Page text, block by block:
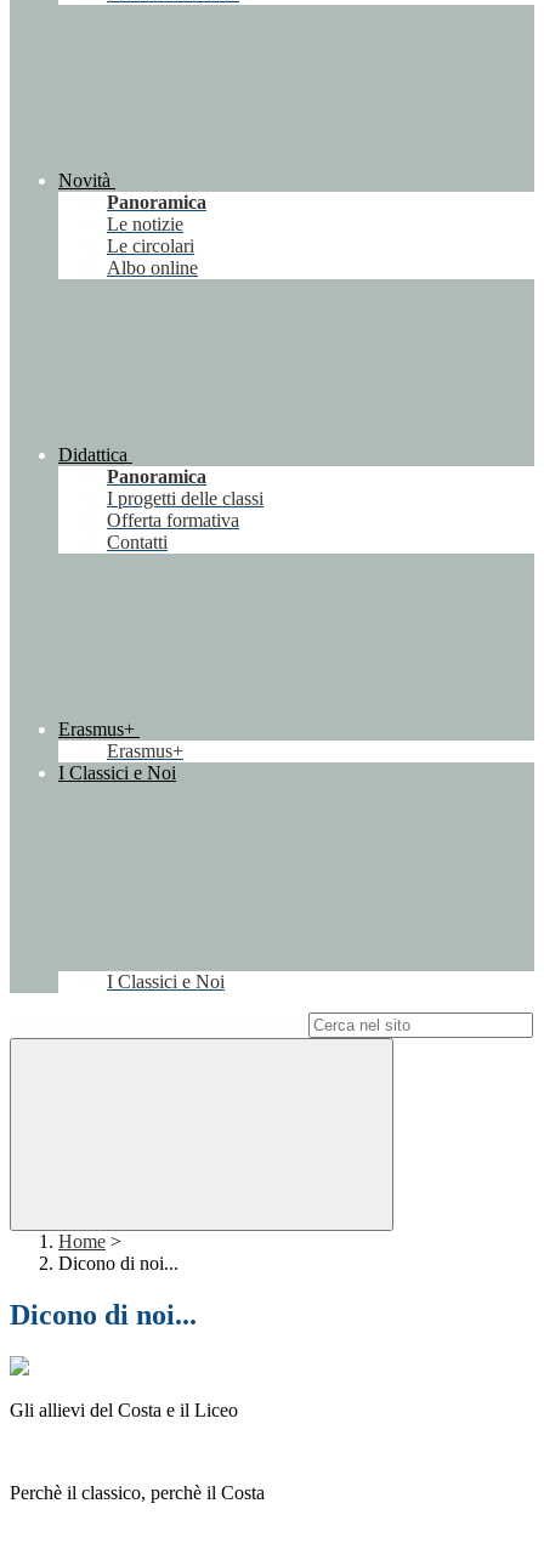
Novità
Panoramica
Le notizie
Le circolari
Albo online
Didattica
Panoramica
I progetti delle classi
Offerta formativa
Contatti
Erasmus+
Erasmus+
I Classici e Noi
I Classici e Noi
Home >
Dicono di noi...
Dicono di noi...
Gli allievi del Costa e il Liceo
Perchè il classico, perchè il Costa